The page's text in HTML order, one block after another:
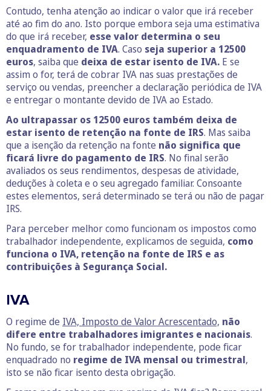
Contudo, tenha atenção ao indicar o valor que irá receber
até ao fim do ano. Isto porque embora seja uma estimativa
do que irá receber, esse valor determina o seu
enquadramento de IVA. Caso seja superior a 12500
euros, saiba que deixa de estar isento de IVA. E se
assim o for, terá de cobrar IVA nas suas prestações de
serviço ou vendas, preencher a declaração periódica de IVA
e entregar o montante devido de IVA ao Estado.
Ao ultrapassar os 12500 euros também deixa de
estar isento de retenção na fonte de IRS. Mas saiba
que a isenção da retenção na fonte não significa que
ficará livre do pagamento de IRS. No final serão
avaliados os seus rendimentos, despesas de atividade,
deduções à coleta e o seu agregado familiar. Consoante
estes elementos, será determinado se terá ou não de pagar
IRS.
Para perceber melhor como funcionam os impostos como
trabalhador independente, explicamos de seguida, como
funciona o IVA, retenção na fonte de IRS e as
contribuições à Segurança Social.
IVA
O regime de IVA, Imposto de Valor Acrescentado, não
difere entre trabalhadores imigrantes e nacionais.
No fundo, se for trabalhador independente, pode ficar
enquadrado no regime de IVA mensal ou trimestral,
isto se não ficar isento desta obrigação.